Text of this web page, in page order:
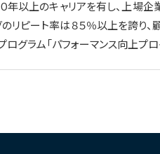
年以上のキャリアを有し、上場
リピート率は８５％以上を誇り
グラム「パフォーマンス向上プロ